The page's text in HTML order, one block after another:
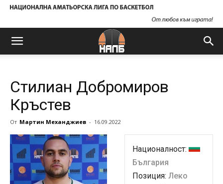
Стилиан Добромиров
Кръстев
От Мартин Механджиев - 16.09.2022
Националност:
България
Позиция: Леко